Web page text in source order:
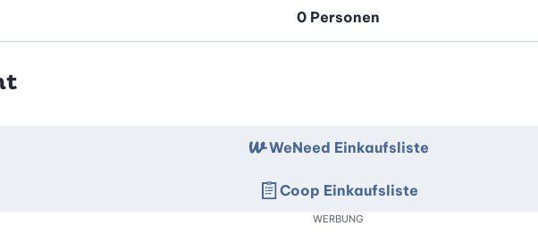
WeNeed Einkaufsliste
Coop Einkaufsliste
WERBUNG